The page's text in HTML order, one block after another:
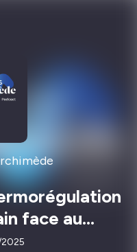
face au